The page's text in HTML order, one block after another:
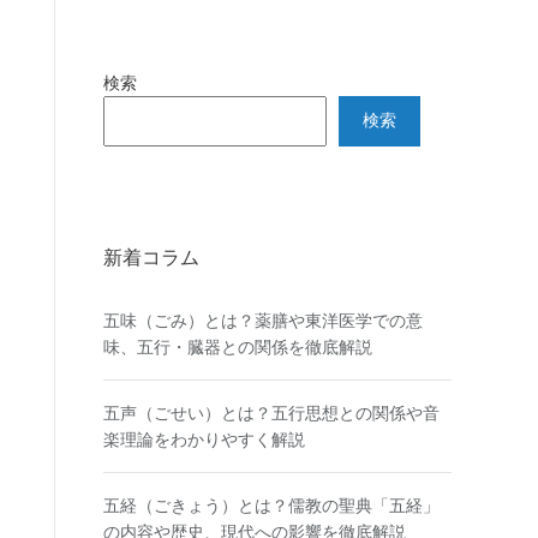
検索
検索
新着コラム
五味（ごみ）とは？薬膳や東洋医学での意
味、五行・臓器との関係を徹底解説
五声（ごせい）とは？五行思想との関係や音
楽理論をわかりやすく解説
五経（ごきょう）とは？儒教の聖典「五経」
の内容や歴史、現代への影響を徹底解説